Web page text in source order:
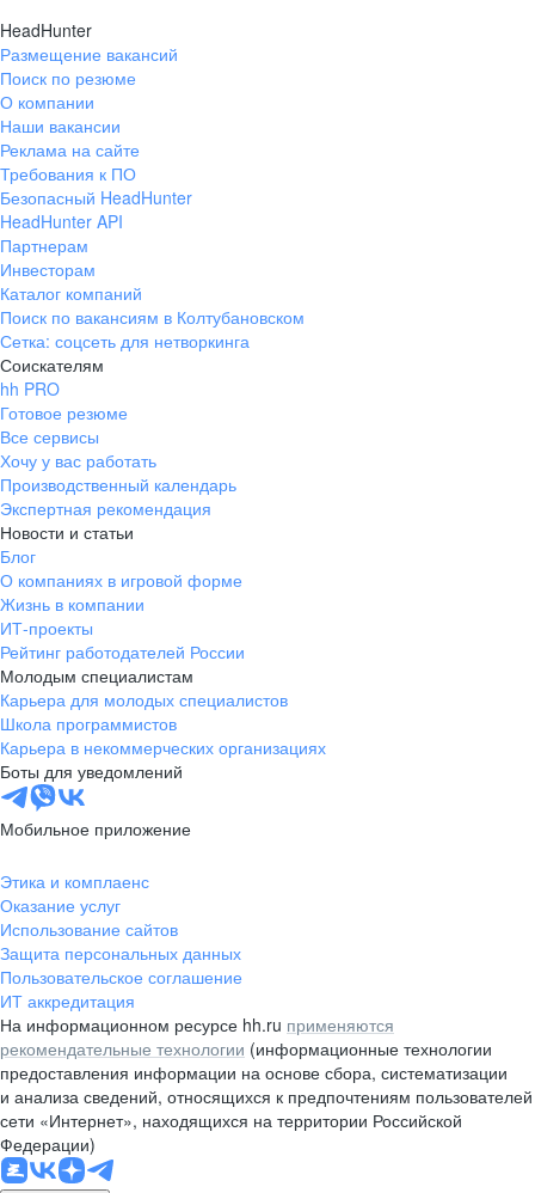
HeadHunter
Размещение вакансий
Поиск по резюме
О компании
Наши вакансии
Реклама на сайте
Требования к ПО
Безопасный HeadHunter
HeadHunter API
Партнерам
Инвесторам
Каталог компаний
Поиск по вакансиям в Колтубановском
Сетка: соцсеть для нетворкинга
Соискателям
hh PRO
Готовое резюме
Все сервисы
Хочу у вас работать
Производственный календарь
Экспертная рекомендация
Новости и статьи
Блог
О компаниях в игровой форме
Жизнь в компании
ИТ-проекты
Рейтинг работодателей России
Молодым специалистам
Карьера для молодых специалистов
Школа программистов
Карьера в некоммерческих организациях
Боты для уведомлений
Мобильное приложение
Этика и комплаенс
Оказание услуг
Использование сайтов
Защита персональных данных
Пользовательское соглашение
ИТ аккредитация
На информационном ресурсе hh.ru применяются
рекомендательные технологии (информационные технологии
предоставления информации на основе сбора, систематизации
и анализа сведений, относящихся к предпочтениям пользователей
сети «Интернет», находящихся на территории Российской
Федерации)